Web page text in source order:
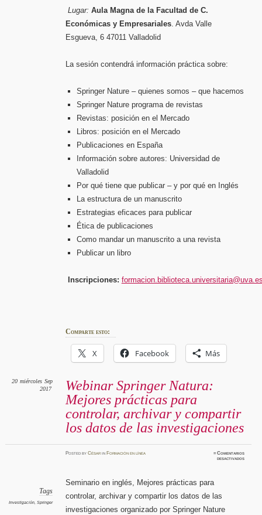
Lugar: Aula Magna de la Facultad de C.
Económicas y Empresariales. Avda Valle
Esgueva, 6 47011 Valladolid
La sesión contendrá información práctica sobre:
Springer Nature – quienes somos – que hacemos
Springer Nature programa de revistas
Revistas: posición en el Mercado
Libros: posición en el Mercado
Publicaciones en España
Información sobre autores: Universidad de
Valladolid
Por qué tiene que publicar – y por qué en Inglés
La estructura de un manuscrito
Estrategias eficaces para publicar
Ética de publicaciones
Como mandar un manuscrito a una revista
Publicar un libro
Inscripciones:
Comparte esto:
X Facebook Más
Webinar Springer Natura:
Mejores prácticas para
controlar, archivar y compartir
los datos de las investigaciones
20 miércoles Sep
2017
PostedbyCésar in Formación en línea ≈Comentarios
desactivadosen
Tags
Investigación, Springer
Seminario en inglés, Mejores prácticas para
controlar, archivar y compartir los datos de las
investigaciones organizado por Springer Nature